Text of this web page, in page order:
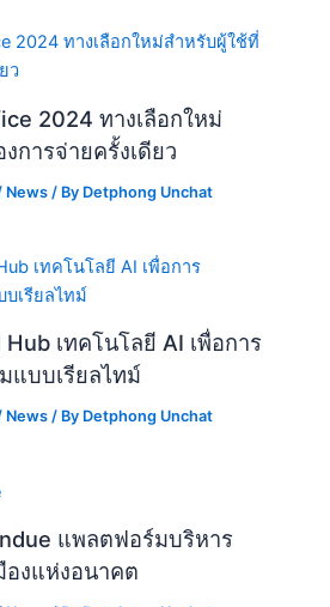
2024 ทางเลือกใหม่
การจ่ายครั้งเดียว
News / By Detphong Unchat
เทคโนโลยี AI เพื่อการ
แบบเรียลไทม์
News / By Detphong Unchat
แพลตฟอร์มบริหาร
งแห่งอนาคต